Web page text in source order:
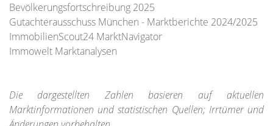
Bevölkerungsfortschreibung 2025
Gutachterausschuss München - Marktberichte 2024/2025
ImmobilienScout24 MarktNavigator
Immowelt Marktanalysen
Die dargestellten Zahlen basieren auf aktuellen
Marktinformationen und statistischen Quellen; Irrtümer und